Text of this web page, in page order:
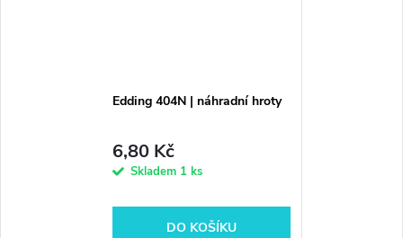
Edding 404N | náhradní hroty
6,80 Kč
Skladem 1 ks
DO KOŠÍKU